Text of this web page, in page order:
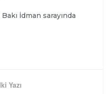
İdman sarayında
Yazı